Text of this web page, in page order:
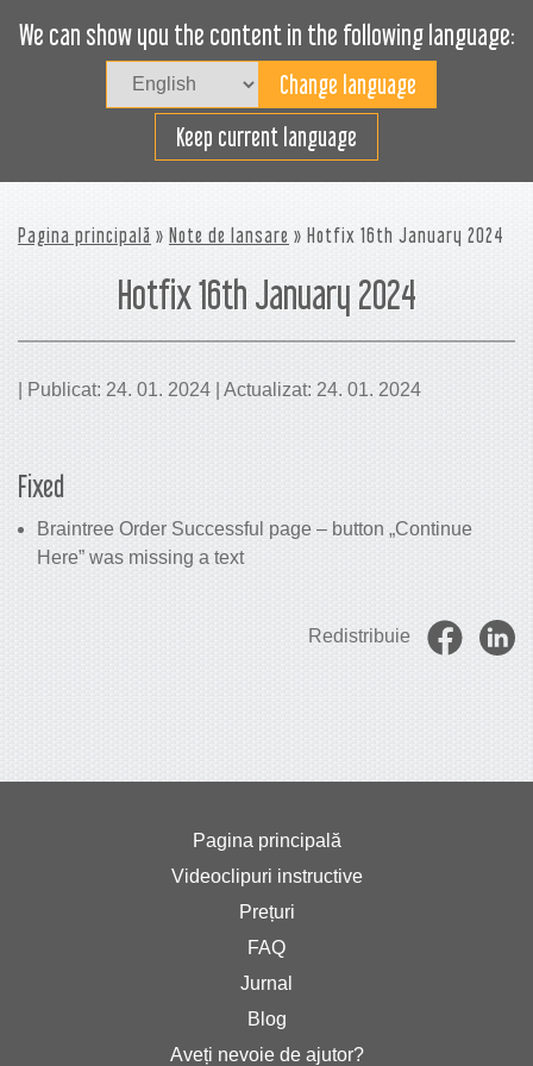
We can show you the content in the following language:
Keep current language
Încarcă eficient
Pagina principală » Note de lansare » Hotfix 16th January 2024
Hotfix 16th January 2024
| Publicat: 24. 01. 2024 | Actualizat: 24. 01. 2024
Fixed
Braintree Order Successful page – button „Continue
Here” was missing a text
Redistribuie
Pagina principală
Videoclipuri instructive
Prețuri
FAQ
Jurnal
Blog
Aveți nevoie de ajutor?